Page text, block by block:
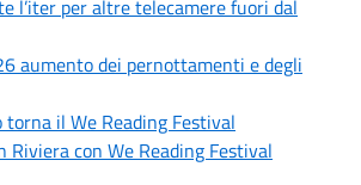
l’iter per altre telecamere fuori dal
aumento dei pernottamenti e degli
il We Reading Festival
Riviera con We Reading Festival